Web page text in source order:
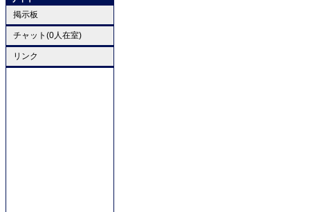
掲示板
チャット(0人在室)
リンク